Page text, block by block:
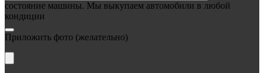
состояние машины. Мы выкупаем автомобили в любой
кондиции
Приложить фото (желательно)